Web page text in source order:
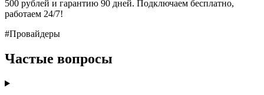
500 рублей и гарантию 90 дней. Подключаем бесплатно,
работаем 24/7!
#Провайдеры
Частые вопросы